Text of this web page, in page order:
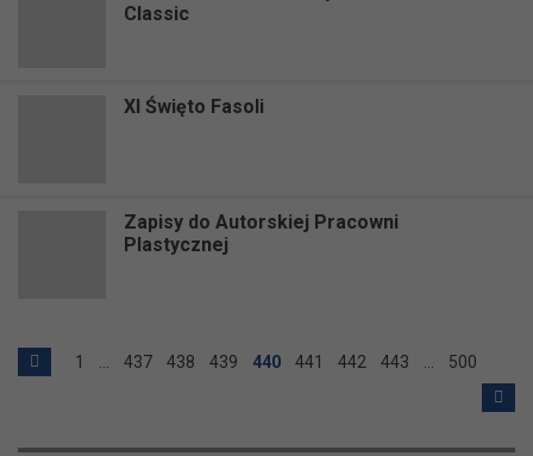
Classic
XI Święto Fasoli
Zapisy do Autorskiej Pracowni
Plastycznej
1 437 438 439 440 441 442 443 500